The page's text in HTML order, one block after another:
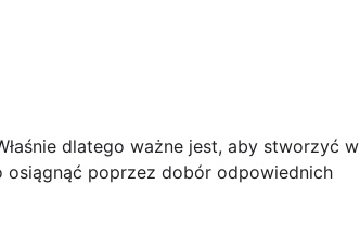
dlatego ważne jest, aby stworzyć w
osiągnąć poprzez dobór odpowiednich